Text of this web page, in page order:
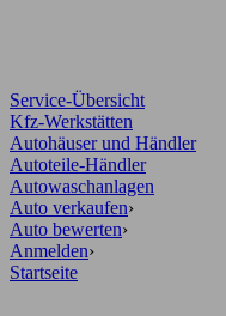
Service-Übersicht
Kfz-Werkstätten
Autohäuser und Händler
Autoteile-Händler
Autowaschanlagen
Auto verkaufen›
Auto bewerten›
Anmelden›
Startseite